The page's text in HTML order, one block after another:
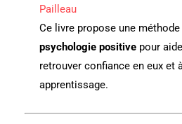
Pailleau
Ce livre propose une
psychologie positive pour
retrouver confiance en eux et
apprentissage.